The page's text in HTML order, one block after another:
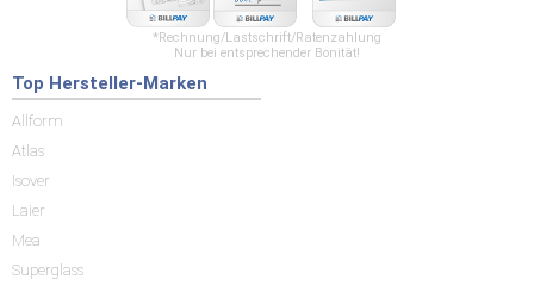
*Rechnung/Lastschrift/Ratenzahlung
Nur bei entsprechender Bonität!
Top Hersteller-Marken
Allform
Atlas
Isover
Laier
Mea
Superglass